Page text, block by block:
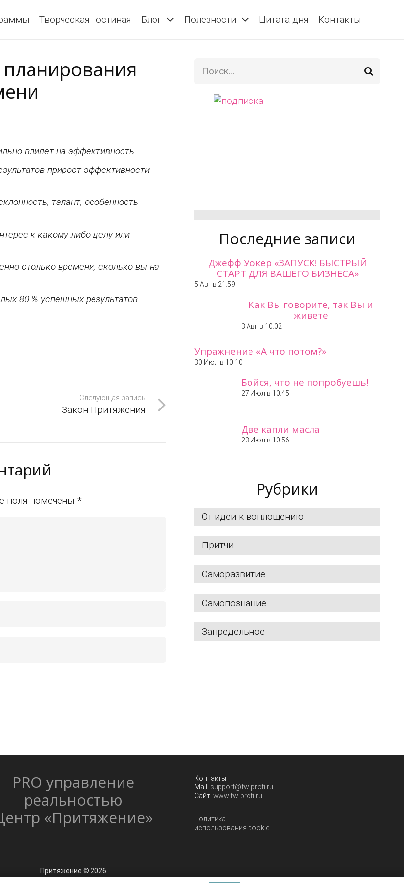
Творческая гостиная Блог Полезности Цитата дня Контакты
влияет на эффективность.
прирост эффективности
талант, особенность
к какому-либо делу или
столько времени, сколько вы на
80 % успешных результатов.
Следующая запись
Закон Притяжения
поля помечены *
Последние записи
Джефф Уокер «ЗАПУСК! БЫСТРЫЙ
СТАРТ ДЛЯ ВАШЕГО БИЗНЕСА»
5 Авг в 21:59
Как Вы говорите, так Вы и
живете
3 Авг в 10:02
Упражнение «А что потом?»
30 Июл в 10:10
Бойся, что не попробуешь!
27 Июл в 10:45
Две капли масла
23 Июл в 10:56
Рубрики
От идеи к воплощению
Притчи
Саморазвитие
Самопознание
Запредельное
PRO управление
реальностью
«Притяжение»
Контакты:
Mail: support@fw-profi.ru
Сайт:www.fw-profi.ru
Политика
использования cookie
Притяжение © 2026